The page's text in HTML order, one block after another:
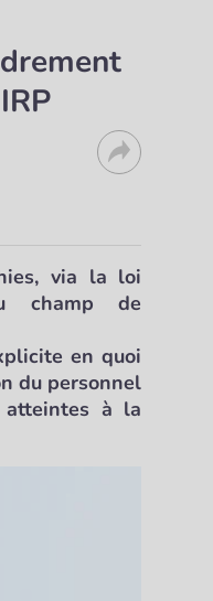
, via la loi
champ de
en quoi
du personnel
atteintes à la